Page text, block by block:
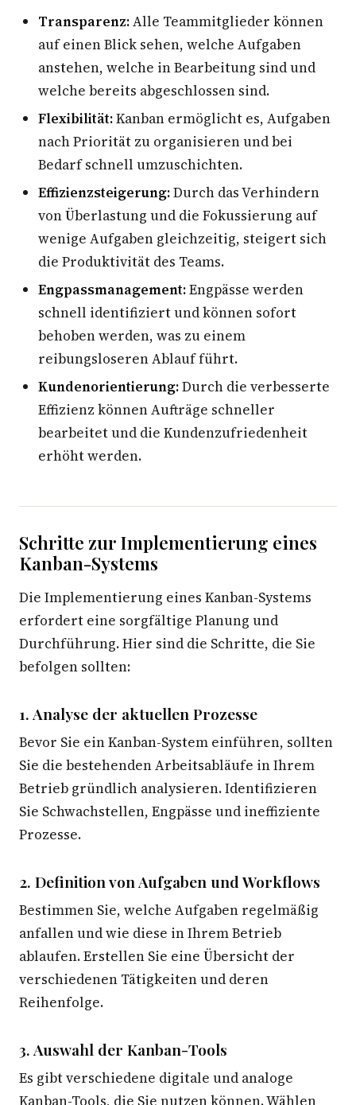
Transparenz:Alle Teammitglieder können
auf einen Blick sehen, welche Aufgaben
anstehen, welche in Bearbeitung sind und
welche bereits abgeschlossen sind.
Flexibilität:Kanban ermöglicht es, Aufgaben
nach Priorität zu organisieren und bei
Bedarf schnell umzuschichten.
Effizienzsteigerung:Durch das Verhindern
von Überlastung und die Fokussierung auf
wenige Aufgaben gleichzeitig, steigert sich
die Produktivität des Teams.
Engpassmanagement:Engpässe werden
schnell identifiziert und können sofort
behoben werden, was zu einem
reibungsloseren Ablauf führt.
Kundenorientierung:Durch die verbesserte
Effizienz können Aufträge schneller
bearbeitet und die Kundenzufriedenheit
erhöht werden.
Schritte zur Implementierung eines
Kanban-Systems
Die Implementierung eines Kanban-Systems
erfordert eine sorgfältige Planung und
Durchführung. Hier sind die Schritte, die Sie
befolgen sollten:
1. Analyse der aktuellen Prozesse
Bevor Sie ein Kanban-System einführen, sollten
Sie die bestehenden Arbeitsabläufe in Ihrem
Betrieb gründlich analysieren. Identifizieren
Sie Schwachstellen, Engpässe und ineffiziente
Prozesse.
2. Definition von Aufgaben und Workflows
Bestimmen Sie, welche Aufgaben regelmäßig
anfallen und wie diese in Ihrem Betrieb
ablaufen. Erstellen Sie eine Übersicht der
verschiedenen Tätigkeiten und deren
Reihenfolge.
3. Auswahl der Kanban-Tools
Es gibt verschiedene digitale und analoge
Kanban-Tools, die Sie nutzen können. Wählen